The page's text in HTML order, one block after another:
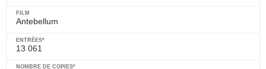
Antebellum
13 061